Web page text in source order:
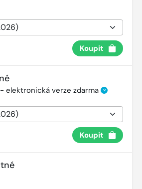
Koupit
elektronická verze zdarma ?
Koupit